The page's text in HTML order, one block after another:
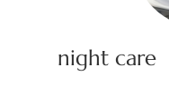
night care